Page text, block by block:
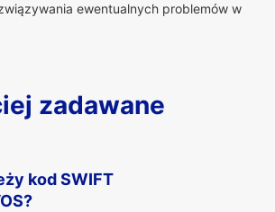
ewentualnych problemów w
zadawane
kod SWIFT